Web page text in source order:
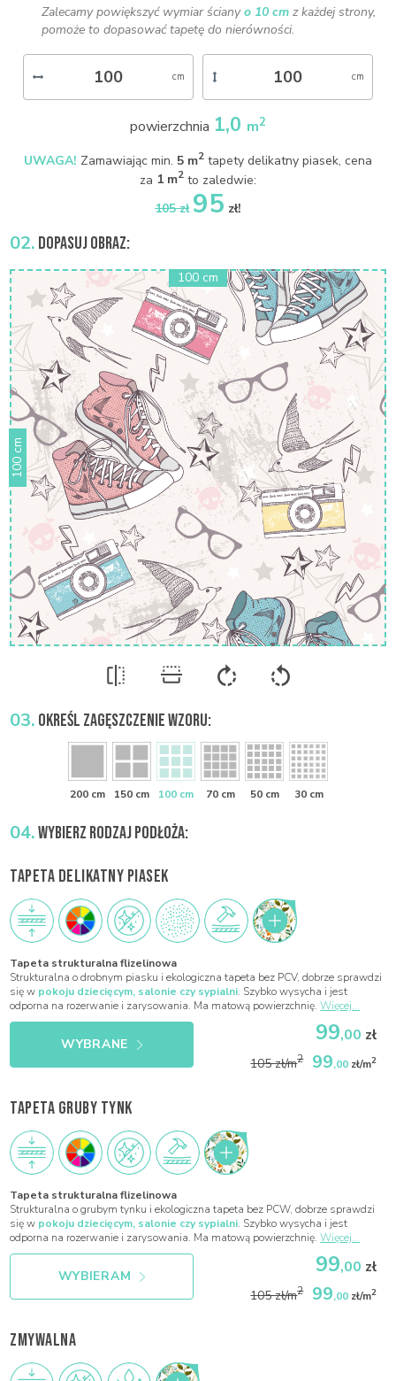
Zalecamy powiększyć wymiar ścianyo 10 cm z każdej strony,
pomoże to dopasować tapetę do nierówności.
powierzchnia 1,0 m2
UWAGA! Zamawiając min. 5 m2 tapety delikatny piasek, cena
za 1 m2 to zaledwie:
105 zł 95 zł!
02. DOPASUJ OBRAZ:
03. OKREŚL ZAGĘSZCZENIE WZORU:
200 cm 150 cm 100 cm 70 cm 50 cm 30 cm
04.WYBIERZ RODZAJ PODŁOŻA:
TAPETA DELIKATNY PIASEK
Tapeta strukturalna flizelinowa
Strukturalna o drobnym piasku i ekologiczna tapeta bez PCV, dobrze sprawdzi
się w pokoju dziecięcym, salonie czy sypialni. Szybko wysycha i jest
odporna na rozerwanie i zarysowania. Ma matową powierzchnię.Więcej...
WYBRANE 99,00 zł
105 zł/m2 99,00 zł/m2
TAPETA GRUBY TYNK
Tapeta strukturalna flizelinowa
Strukturalna o grubym tynku i ekologiczna tapeta bez PCW, dobrze sprawdzi
się w pokoju dziecięcym, salonie czy sypialni. Szybko wysycha i jest
odporna na rozerwanie i zarysowania. Ma matową powierzchnię.Więcej...
WYBIERAM 99,00 zł
105 zł/m2 99,00 zł/m2
ZMYWALNA